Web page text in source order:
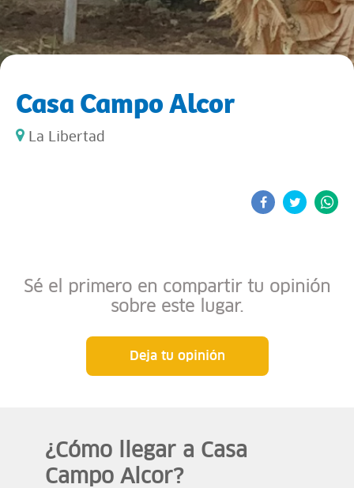
Casa Campo Alcor
La Libertad
Sé el primero en compartir tu opinión
sobre este lugar.
Deja tu opinión
¿Cómo llegar a Casa
Campo Alcor?